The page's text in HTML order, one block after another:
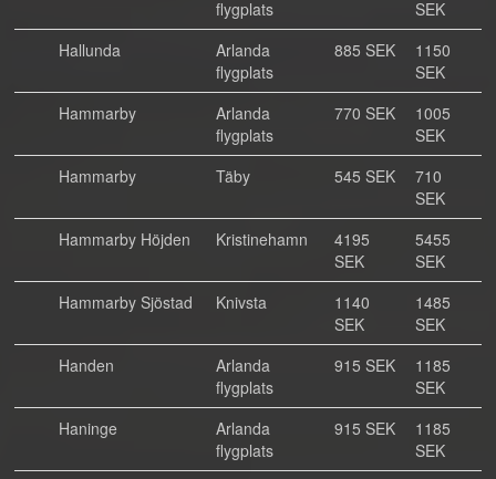
flygplats
SEK
Hallunda
Arlanda
flygplats
885 SEK
1150
SEK
Hammarby
Arlanda
flygplats
770 SEK
1005
SEK
Hammarby
Täby 545 SEK
710
SEK
Hammarby Höjden
Kristinehamn
4195
SEK
5455
SEK
Hammarby Sjöstad
Knivsta
1140
SEK
1485
SEK
Handen
Arlanda
flygplats
915 SEK
1185
SEK
Haninge
Arlanda
flygplats
915 SEK
1185
SEK